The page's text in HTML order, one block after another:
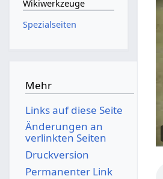
Wikiwerkzeuge
Spezialseiten
Mehr
Links auf diese Seite
Änderungen an
verlinkten Seiten
Druckversion
Permanenter Link